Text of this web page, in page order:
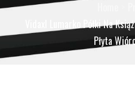
Vidaxl Lumarko Półki Na
Płyta